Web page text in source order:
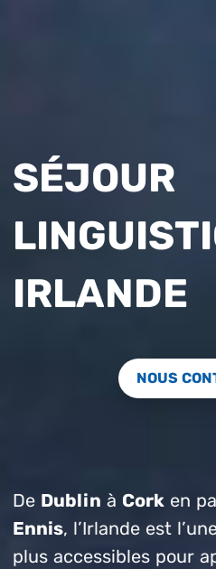
SÉJOUR
IRLANDE
NOUS
De Dublin à Cork en
Ennis, l’Irlande est
plus accessibles pour